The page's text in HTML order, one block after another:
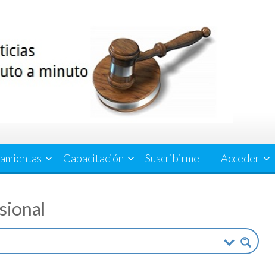
Capacitación Suscribirme Acceder